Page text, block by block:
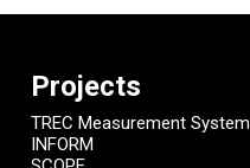
Projects
TREC Measurement System
INFORM